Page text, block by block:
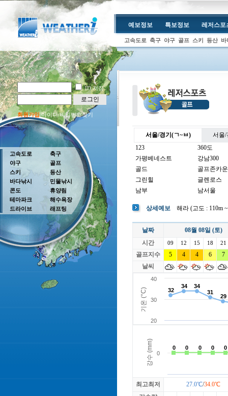
ID 저장
로그인
회원가입아이디/비밀번호찾기
예보정보 특보정보 레저스포
고속도로 축구 야구 골프 스키 등산 바
고속도로
야구
스키
바다낚시
콘도
테마파크
드라이브
축구
골프
등산
민물낚시
휴양림
해수욕장
래프팅
서울/경기(ㄱ~ㅂ)
서울/
123
360도
가평베네스트
강남300
골드
골프존카
그린힐
글렌로스
남부
남서울
뉴코리아
더반
더크로스비
더헤븐
라싸
락가든
로제비앙
루트52
마에스트로
마이다스
베뉴지
베르힐영종
블랙스톤GC이천
빅토리아
상세예보 해라 (고도 : 110m
날짜
08월 08일 (토)
시간
09 12 15 18 21
골프지수 5 4 4 6
7
날씨
최고최저 27.0℃/34.0℃